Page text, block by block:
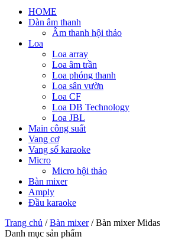
HOME
Dàn âm thanh
Âm thanh hội thảo
Loa
Loa array
Loa âm trần
Loa phóng thanh
Loa sân vườn
Loa CF
Loa DB Technology
Loa JBL
Main công suất
Vang cơ
Vang số karaoke
Micro
Micro hội thảo
Bàn mixer
Amply
Đầu karaoke
Trang chủ / Bàn mixer /Bàn mixer Midas
Danh mục sản phẩm